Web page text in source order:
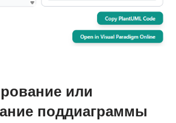
или
поддиаграммы